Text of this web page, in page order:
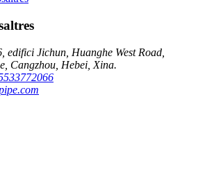
edifici Jichun, Huanghe West Road,
Cangzhou, Hebei, Xina.